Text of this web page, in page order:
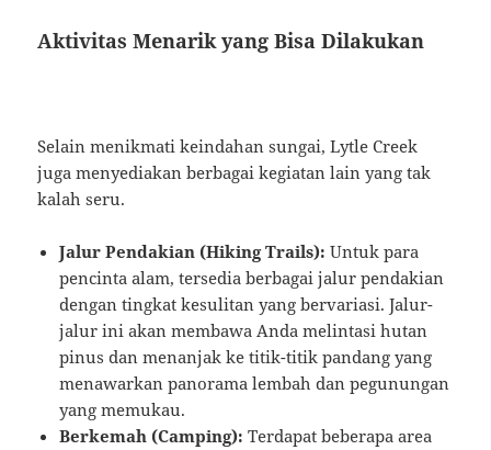
Aktivitas Menarik yang Bisa Dilakukan
Selain menikmati keindahan sungai, Lytle Creek
juga menyediakan berbagai kegiatan lain yang tak
kalah seru.
Jalur Pendakian (Hiking Trails): Untuk para
pencinta alam, tersedia berbagai jalur pendakian
dengan tingkat kesulitan yang bervariasi. Jalur-
jalur ini akan membawa Anda melintasi hutan
pinus dan menanjak ke titik-titik pandang yang
menawarkan panorama lembah dan pegunungan
yang memukau.
Berkemah (Camping): Terdapat beberapa area